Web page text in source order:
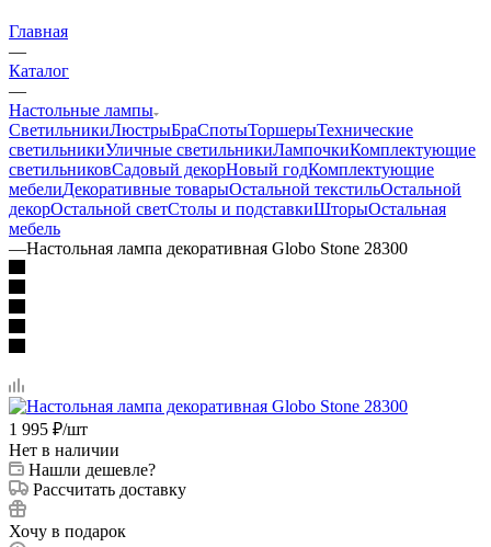
Главная
—
Каталог
—
Настольные лампы
СветильникиЛюстрыБраСпотыТоршерыТехнические
светильникиУличные светильникиЛампочкиКомплектующие
светильниковСадовый декорНовый годКомплектующие
мебелиДекоративные товарыОстальной текстильОстальной
декорОстальной светСтолы и подставкиШторыОстальная
мебель
—Настольная лампа декоративная Globo Stone 28300
1 995 ₽/шт
Нет в наличии
Нашли дешевле?
Рассчитать доставку
Хочу в подарок